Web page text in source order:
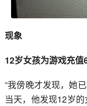
现象
12岁女孩为游戏充值
“我傍晚才发现，她
当天，他发现12岁